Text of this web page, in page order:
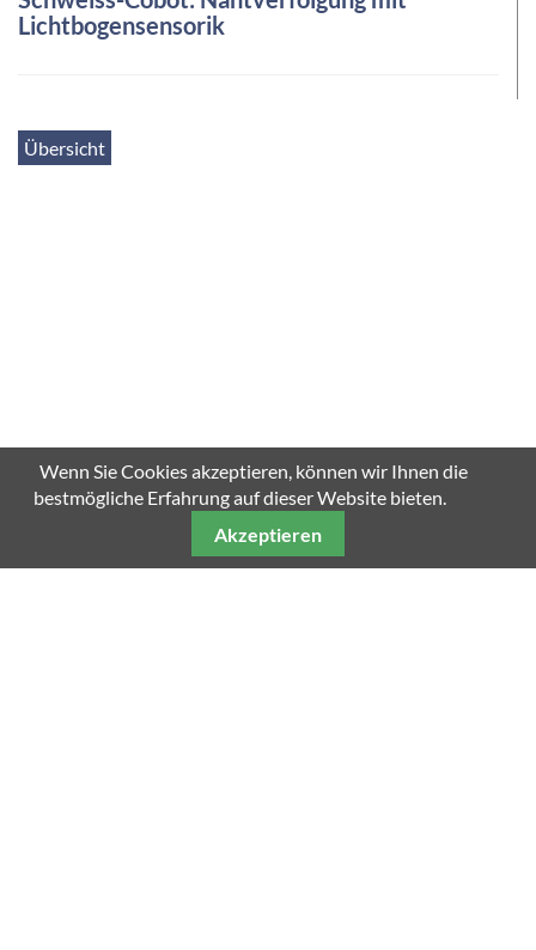
SCROLL DOWN
Lichtbogensensorik
Übersicht
Wenn Sie Cookies akzeptieren, können wir Ihnen die
bestmögliche Erfahrung auf dieser Website bieten.
Akzeptieren